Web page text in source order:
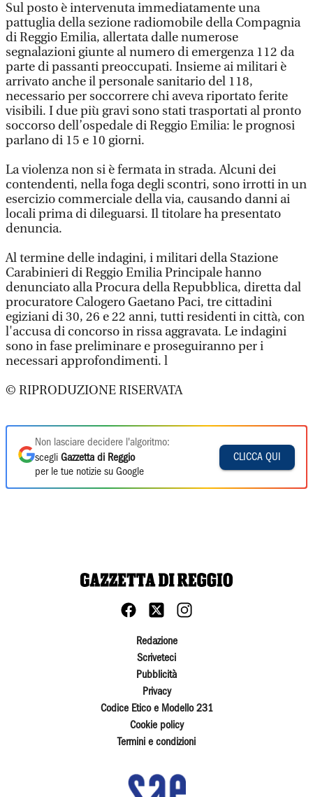
Sul posto è intervenuta immediatamente una
pattuglia della sezione radiomobile della Compagnia
di Reggio Emilia, allertata dalle numerose
segnalazioni giunte al numero di emergenza 112 da
parte di passanti preoccupati. Insieme ai militari è
arrivato anche il personale sanitario del 118,
necessario per soccorrere chi aveva riportato ferite
visibili. I due più gravi sono stati trasportati al pronto
soccorso dell’ospedale di Reggio Emilia: le prognosi
parlano di 15 e 10 giorni.
La violenza non si è fermata in strada. Alcuni dei
contendenti, nella foga degli scontri, sono irrotti in un
esercizio commerciale della via, causando danni ai
locali prima di dileguarsi. Il titolare ha presentato
denuncia.
Al termine delle indagini, i militari della Stazione
Carabinieri di Reggio Emilia Principale hanno
denunciato alla Procura della Repubblica, diretta dal
procuratore Calogero Gaetano Paci, tre cittadini
egiziani di 30, 26 e 22 anni, tutti residenti in città, con
l'accusa di concorso in rissa aggravata. Le indagini
sono in fase preliminare e proseguiranno per i
necessari approfondimenti. l
© RIPRODUZIONE RISERVATA
Non lasciare decidere l'algoritmo:
scegli Gazzetta di Reggio
per le tue notizie su Google
CLICCA QUI
Redazione
Scriveteci
Pubblicità
Privacy
Codice Etico e Modello 231
Cookie policy
Termini e condizioni